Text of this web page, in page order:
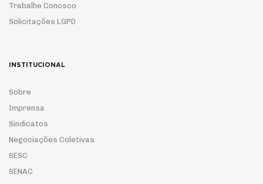
Trabalhe Conosco
Solicitações LGPD
INSTITUCIONAL
Sobre
Imprensa
Sindicatos
Negociações Coletivas
SESC
SENAC